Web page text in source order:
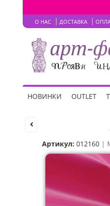
О НАС ДОСТАВКА
НОВИНКИ OUTLET
Артикул: 012160 |